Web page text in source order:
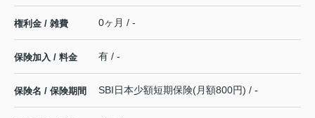
権利金 / 雑費 0ヶ月 / -
保険加入 / 料金 有 / -
保険名 / 保険期間 SBI日本少額短期保険(月額800円) / -